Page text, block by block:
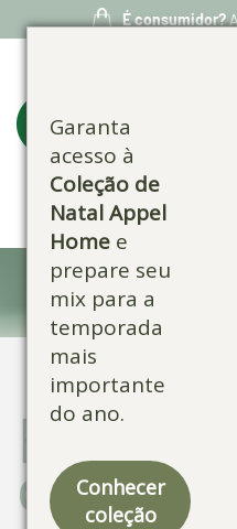
Garanta
acesso à
Coleção de
Natal Appel
Home e
prepare seu
mix para a
temporada
mais
importante
do ano.
Conhecer
coleção
É consumidor?
Confira
Escolha
categoria: